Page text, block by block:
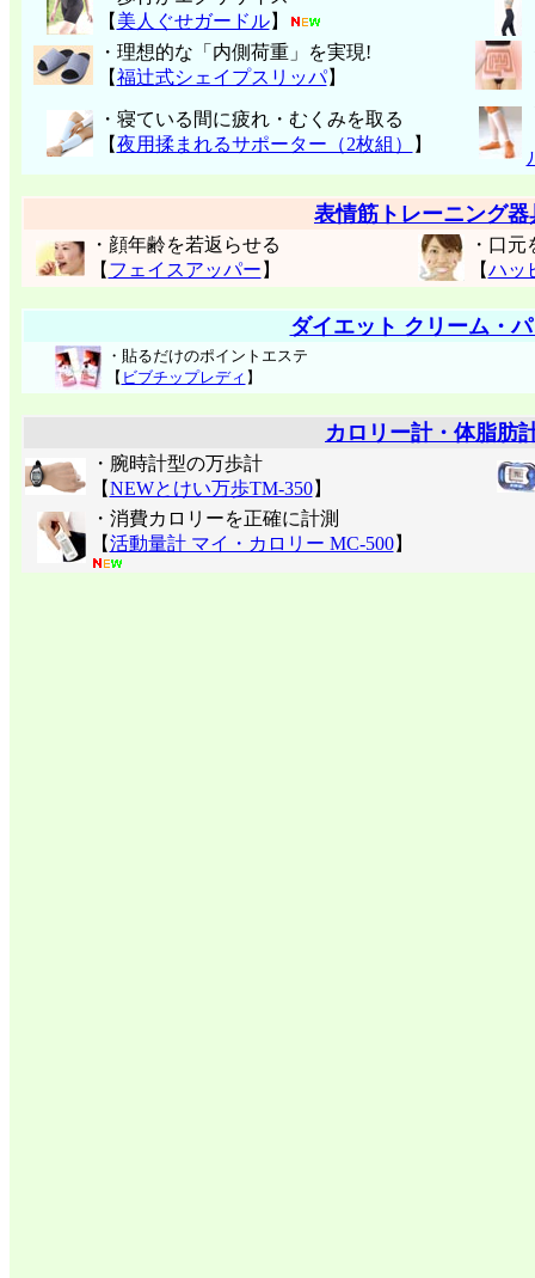
【 美人ぐせガードル】
・理想的な「内側荷重」を実現!
【福辻式シェイプスリッパ】
・寝ている間に疲れ・むくみを取る
【夜用揉まれるサポーター（2枚組） 】
表情筋トレーニング器
・顔年齢を若返らせる
【 フェイスアッパー 】
・口
【ハッ
ダイエット クリーム・
・貼るだけのポイントエステ
【 ビブチップレディ 】
カロリー計・体脂肪
・腕時計型の万歩計
【NEWとけい万歩TM-350】
・消費カロリーを正確に計測
【活動量計 マイ・カロリー MC-500】